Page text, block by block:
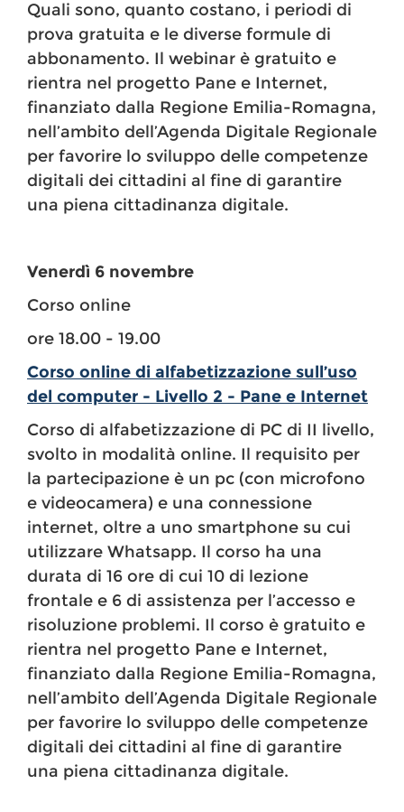
Quali sono, quanto costano, i periodi di
prova gratuita e le diverse formule di
abbonamento. Il webinar è gratuito e
rientra nel progetto Pane e Internet,
finanziato dalla Regione Emilia-Romagna,
nell’ambito dell’Agenda Digitale Regionale
per favorire lo sviluppo delle competenze
digitali dei cittadini al fine di garantire
una piena cittadinanza digitale.
Venerdì 6 novembre
Corso online
ore 18.00 - 19.00
Corso online di alfabetizzazione sull’uso
del computer - Livello 2 - Pane e Internet
Corso di alfabetizzazione di PC di II livello,
svolto in modalità online. Il requisito per
la partecipazione è un pc (con microfono
e videocamera) e una connessione
internet, oltre a uno smartphone su cui
utilizzare Whatsapp. Il corso ha una
durata di 16 ore di cui 10 di lezione
frontale e 6 di assistenza per l’accesso e
risoluzione problemi. Il corso è gratuito e
rientra nel progetto Pane e Internet,
finanziato dalla Regione Emilia-Romagna,
nell’ambito dell’Agenda Digitale Regionale
per favorire lo sviluppo delle competenze
digitali dei cittadini al fine di garantire
una piena cittadinanza digitale.